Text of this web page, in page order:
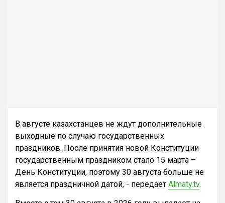
В августе казахстанцев не ждут дополнительные
выходные по случаю государственных
праздников. После принятия новой Конституции
государственным праздником стало 15 марта –
День Конституции, поэтому 30 августа больше не
является праздничной датой, - передает Almaty.tv.